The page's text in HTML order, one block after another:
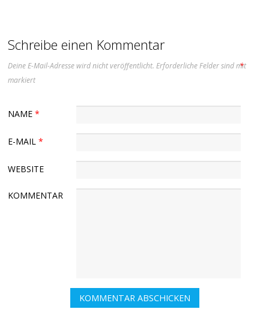
Schreibe einen Kommentar
Deine E-Mail-Adresse wird nicht veröffentlicht. Erforderliche Felder sind mit
*
markiert
NAME*
E-MAIL*
WEBSITE
KOMMENTAR